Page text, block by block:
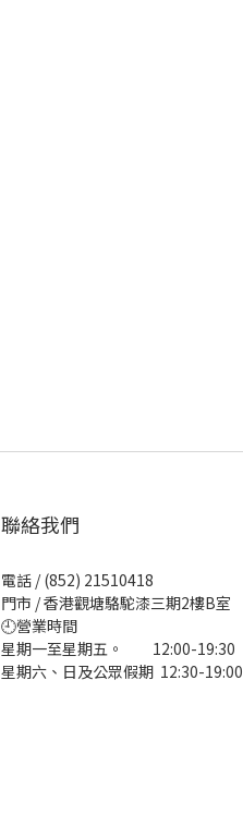
聯絡我們
電話 / (852) 21510418
門市 / 香港觀塘駱駝漆三期2樓B室
🕘營業時間
星期一至星期五。 12:00-19:30
星期六、日及公眾假期 12:30-19:00